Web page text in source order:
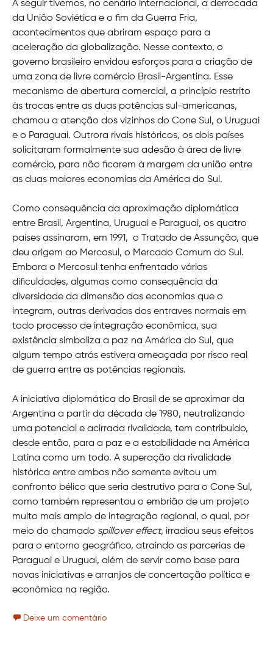
A seguir tivemos, no cenário internacional, a derrocada
da União Soviética e o fim da Guerra Fria,
acontecimentos que abriram espaço para a
aceleração da globalização. Nesse contexto, o
governo brasileiro envidou esforços para a criação de
uma zona de livre comércio Brasil-Argentina. Esse
mecanismo de abertura comercial, a princípio restrito
às trocas entre as duas potências sul-americanas,
chamou a atenção dos vizinhos do Cone Sul, o Uruguai
e o Paraguai. Outrora rivais históricos, os dois países
solicitaram formalmente sua adesão à área de livre
comércio, para não ficarem à margem da união entre
as duas maiores economias da América do Sul.
Como consequência da aproximação diplomática
entre Brasil, Argentina, Uruguai e Paraguai, os quatro
países assinaram, em 1991, o Tratado de Assunção, que
deu origem ao Mercosul, o Mercado Comum do Sul.
Embora o Mercosul tenha enfrentado várias
dificuldades, algumas como consequência da
diversidade da dimensão das economias que o
integram, outras derivadas dos entraves normais em
todo processo de integração econômica, sua
existência simboliza a paz na América do Sul, que
algum tempo atrás estivera ameaçada por risco real
de guerra entre as potências regionais.
A iniciativa diplomática do Brasil de se aproximar da
Argentina a partir da década de 1980, neutralizando
uma potencial e acirrada rivalidade, tem contribuído,
desde então, para a paz e a estabilidade na América
Latina como um todo. A superação da rivalidade
histórica entre ambos não somente evitou um
confronto bélico que seria destrutivo para o Cone Sul,
como também representou o embrião de um projeto
muito mais amplo de integração regional, o qual, por
meio do chamado spillover effect, irradiou seus efeitos
para o entorno geográfico, atraindo as parcerias de
Paraguai e Uruguai, além de servir como base para
novas iniciativas e arranjos de concertação política e
econômica na região.
Deixe um comentário